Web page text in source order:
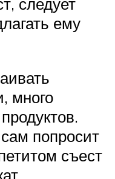
ему
много
попросит
съест